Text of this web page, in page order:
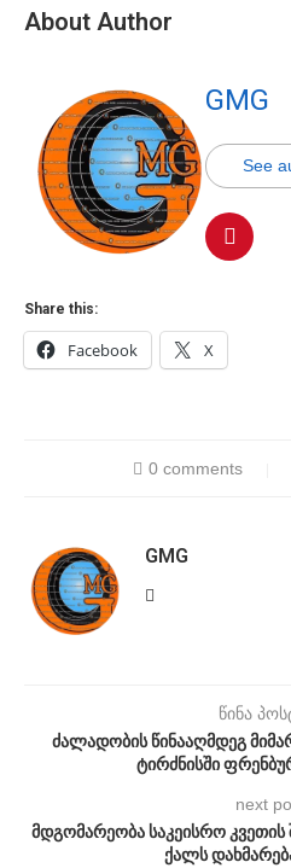
About Author
GMG
See
Share this:
Facebook X
0 comments
GMG
წინა
ძალადობის წინააღმდეგ
ტირძნისში
next
მდგომარეობა საკეისრო
ქალს